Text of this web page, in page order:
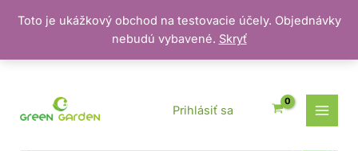
Toto je ukážkový obchod na testovacie účely. Objednávky
nebudú vybavené. Skryť
Prihlásiť sa